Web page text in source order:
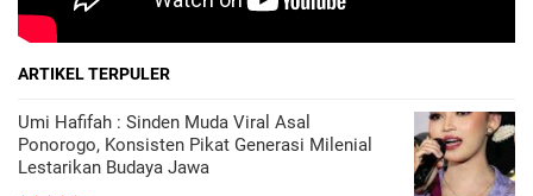
ARTIKEL TERPULER
Umi Hafifah : Sinden Muda Viral Asal
Ponorogo, Konsisten Pikat Generasi Milenial
Lestarikan Budaya Jawa